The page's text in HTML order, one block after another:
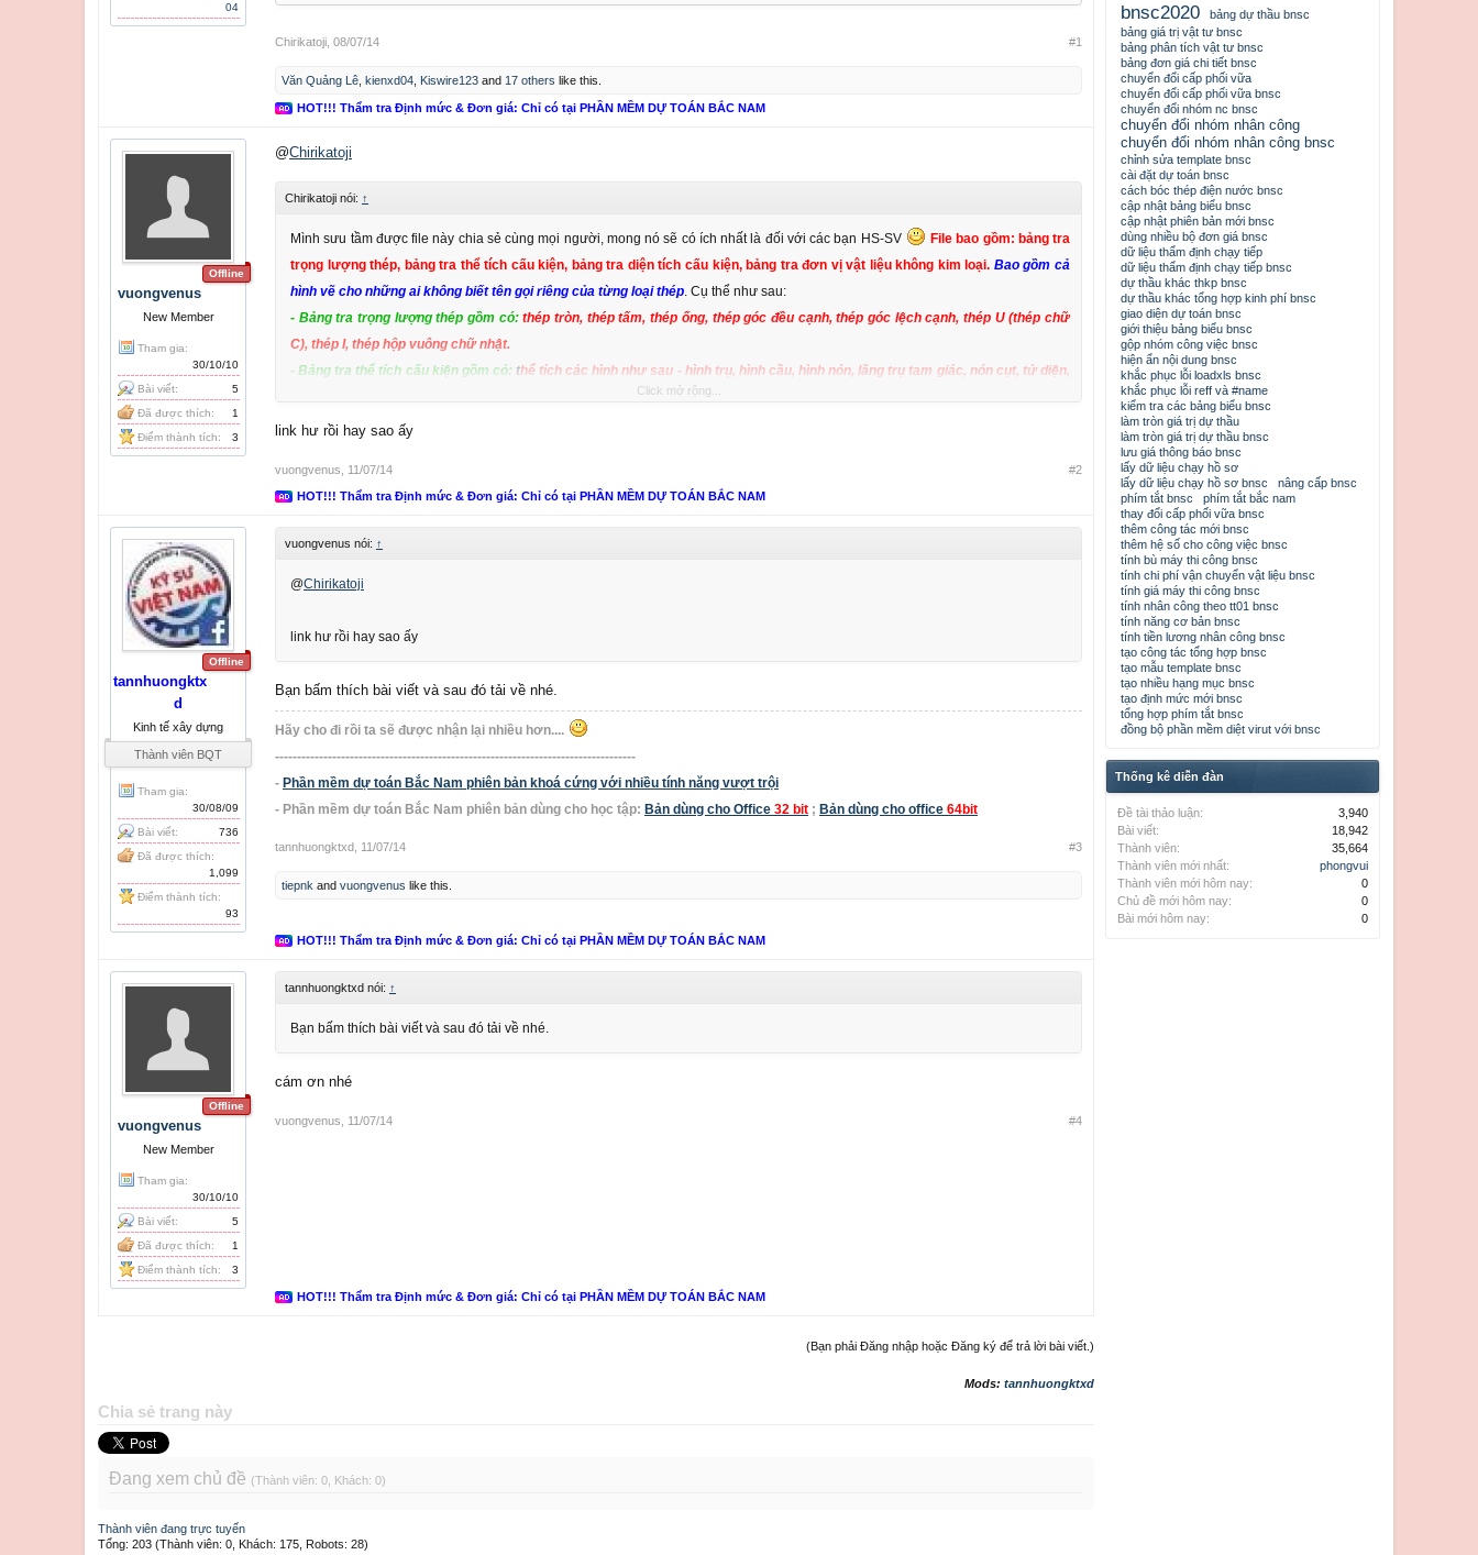
04
Chirikatoji 08/07/14 #1
Văn Quảng Lê kienxd04 Kiswire123 and 17 others like this.
HOT!!! Thẩm tra Định mức & Đơn giá: Chỉ có tại PHẦN MỀM DỰ TOÁN BẮC NAM
Offline
vuongvenus
New Member
Tham gia:
30/10/10
Bài viết:
5
Đã được thích:
1
Điểm thành tích:
3
@Chirikatoji
Chirikatoji nói: ↑
Mình sưu tầm được file này chia sẻ cùng mọi người, mong nó sẽ có ích nhất là đối với các bạn HS-SV
File bao gồm: bảng tra
trọng lượng thép, bảng tra thể tích cấu kiện, bảng tra diện tích cấu kiện, bảng tra đơn vị vật liệu không kim loại. Bao gồm cả
hình vẽ cho những ai không biết tên gọi riêng của từng loại thép. Cụ thể như sau:
- Bảng tra trọng lượng thép gồm có: thép tròn, thép tấm, thép ống, thép góc đều cạnh, thép góc lệch cạnh, thép U (thép chữ
C), thép I, thép hộp vuông chữ nhật.
- Bảng tra thể tích cấu kiện gồm có: thể tích các hình như sau - hình trụ, hình cầu, hình nón, lăng trụ tam giác, nón cụt, tứ diện,
chỏm cầu loại 1, chỏm cầu loại 2, chóp cụt đều, móng, đới cầu, xoắn, xuyên.
- Bảng tra diện tích cấu kiện gồm có:
- Bảng tra vật liệu không kim loại gồm có:
Trọng lượng các vật liệu thường sử dụng như: cát, đá, gạch, gỗ, giấy, đất, thủy tinh,
mùn cưa, beetong, kính,.....
Click mở rộng...
link hư rồi hay sao ấy
vuongvenus 11/07/14
#2
HOT!!! Thẩm tra Định mức & Đơn giá: Chỉ có tại PHẦN MỀM DỰ TOÁN BẮC NAM
Offline
tannhuongktx
d
Kinh tế xây dựng
Thành viên BQT
Tham gia:
30/08/09
Bài viết:
736
Đã được thích:
1,099
Điểm thành tích:
93
vuongvenus nói: ↑
@Chirikatoji
link hư rồi hay sao ấy
Bạn bấm thích bài viết và sau đó tải về nhé.
Hãy cho đi rồi ta sẽ được nhận lại nhiều hơn....
----------------------------------------------------------------------------------
- Phần mềm dự toán Bắc Nam phiên bản khoá cứng với nhiều tính năng vượt trội
- Phần mềm dự toán Bắc Nam phiên bản dùng cho học tập: Bản dùng cho Office 32 bit ; Bản dùng cho office 64bit
tannhuongktxd 11/07/14 #3
tiepnk and vuongvenus like this.
HOT!!! Thẩm tra Định mức & Đơn giá: Chỉ có tại PHẦN MỀM DỰ TOÁN BẮC NAM
Offline
vuongvenus
New Member
Tham gia:
30/10/10
Bài viết:
5
Đã được thích:
1
Điểm thành tích:
3
tannhuongktxd nói: ↑
Bạn bấm thích bài viết và sau đó tải về nhé.
cám ơn nhé
vuongvenus 11/07/14 #4
HOT!!! Thẩm tra Định mức & Đơn giá: Chỉ có tại PHẦN MỀM DỰ TOÁN BẮC NAM
(Bạn phải Đăng nhập hoặc Đăng ký để trả lời bài viết.)
Mods: tannhuongktxd
Chia sẻ trang này
Đang xem chủ đề (Thành viên: 0, Khách: 0)
Thành viên đang trực tuyến
Tổng: 203 (Thành viên: 0, Khách: 175, Robots: 28)
bnsc2020
bảng dự thầu bnsc
bảng giá trị vật tư bnsc
bảng phân tích vật tư bnsc
bảng đơn giá chi tiết bnsc
chuyển đổi cấp phối vữa
chuyển đổi cấp phối vữa bnsc
chuyển đổi nhóm nc bnsc
chuyển đổi nhóm nhân công
chuyển đổi nhóm nhân công bnsc
chỉnh sửa template bnsc
cài đặt dự toán bnsc
cách bóc thép điện nước bnsc
cập nhật bảng biểu bnsc
cập nhật phiên bản mới bnsc
dùng nhiều bộ đơn giá bnsc
dữ liệu thẩm định chạy tiếp
dữ liệu thẩm định chạy tiếp bnsc
dự thầu khác thkp bnsc
dự thầu khác tổng hợp kinh phí bnsc
giao diện dự toán bnsc
giới thiệu bảng biểu bnsc
gộp nhóm công việc bnsc
hiện ẩn nội dung bnsc
khắc phục lỗi loadxls bnsc
khắc phục lỗi reff và #name
kiểm tra các bảng biểu bnsc
làm tròn giá trị dự thầu
làm tròn giá trị dự thầu bnsc
lưu giá thông báo bnsc
lấy dữ liệu chạy hồ sơ
lấy dữ liệu chạy hồ sơ bnsc
nâng cấp bnsc
phím tắt bnsc
phím tắt bắc nam
thay đổi cấp phối vữa bnsc
thêm công tác mới bnsc
thêm hệ số cho công việc bnsc
tính bù máy thi công bnsc
tính chi phí vận chuyển vật liệu bnsc
tính giá máy thi công bnsc
tính nhân công theo tt01 bnsc
tính năng cơ bản bnsc
tính tiền lương nhân công bnsc
tạo công tác tổng hợp bnsc
tạo mẫu template bnsc
tạo nhiều hạng mục bnsc
tạo định mức mới bnsc
tổng hợp phím tắt bnsc
đồng bộ phần mềm diệt virut với bnsc
Thống kê diễn đàn
Đề tài thảo luận:
3,940
Bài viết:
18,942
Thành viên:
35,664
Thành viên mới nhất:
phongvui
Thành viên mới hôm nay:
0
Chủ đề mới hôm nay:
0
Bài mới hôm nay:
0